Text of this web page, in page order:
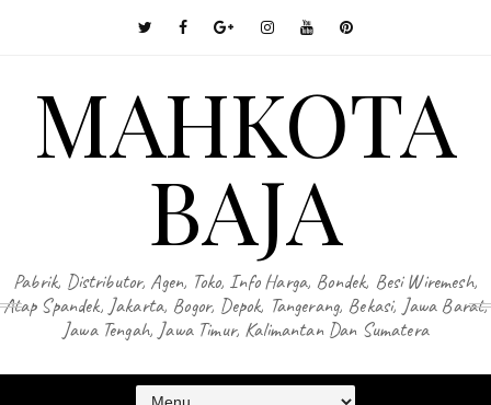
MAHKOTA
BAJA
Pabrik, Distributor, Agen, Toko, Info Harga, Bondek, Besi Wiremesh,
Atap Spandek, Jakarta, Bogor, Depok, Tangerang, Bekasi, Jawa Barat,
Jawa Tengah, Jawa Timur, Kalimantan Dan Sumatera